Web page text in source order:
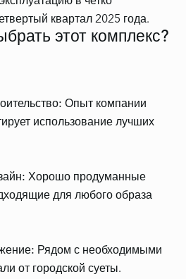
этот комплекс?
Опыт компании
использование лучших
Хорошо продуманные
для любого образа
Рядом с необходимыми
от городской суеты.